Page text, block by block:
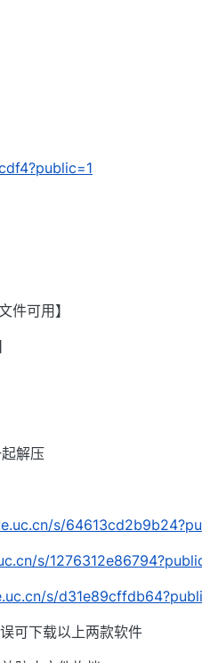
件可用】
解压
s/
s/
s/
可下载以上两款软件